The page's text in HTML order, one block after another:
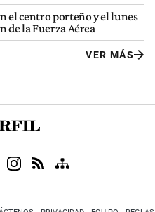
el centro porteño y el lunes
de la Fuerza Aérea
VER MÁS